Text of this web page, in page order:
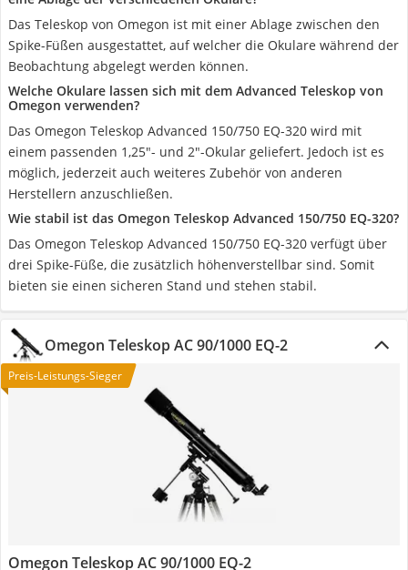
Das Teleskop von Omegon ist mit einer Ablage zwischen den
Spike-Füßen ausgestattet, auf welcher die Okulare während der
Beobachtung abgelegt werden können.
Welche Okulare lassen sich mit dem Advanced Teleskop von
Omegon verwenden?
Das Omegon Teleskop Advanced 150/750 EQ-320 wird mit
einem passenden 1,25"- und 2"-Okular geliefert. Jedoch ist es
möglich, jederzeit auch weiteres Zubehör von anderen
Herstellern anzuschließen.
Wie stabil ist das Omegon Teleskop Advanced 150/750 EQ-320?
Das Omegon Teleskop Advanced 150/750 EQ-320 verfügt über
drei Spike-Füße, die zusätzlich höhenverstellbar sind. Somit
bieten sie einen sicheren Stand und stehen stabil.
Omegon Teleskop AC 90/1000 EQ-2
Preis-Leistungs-Sieger
Omegon Teleskop AC 90/1000 EQ-2